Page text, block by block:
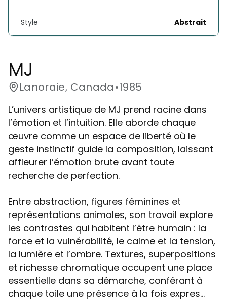
Style Abstrait
MJ
Lanoraie, Canada•1985
L’univers artistique de MJ prend racine dans
l’émotion et l’intuition. Elle aborde chaque
œuvre comme un espace de liberté où le
geste instinctif guide la composition, laissant
affleurer l’émotion brute avant toute
recherche de perfection.
Entre abstraction, figures féminines et
représentations animales, son travail explore
les contrastes qui habitent l’être humain : la
force et la vulnérabilité, le calme et la tension,
la lumière et l’ombre. Textures, superpositions
et richesse chromatique occupent une place
essentielle dans sa démarche, conférant à
chaque toile une présence à la fois expres...